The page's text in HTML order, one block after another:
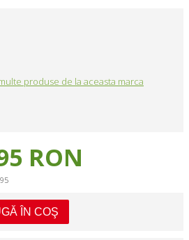
produse de la aceasta marca
RON
ÎN COŞ